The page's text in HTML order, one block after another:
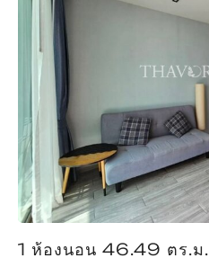
1 ห้องนอน 46.49 ตร.ม.